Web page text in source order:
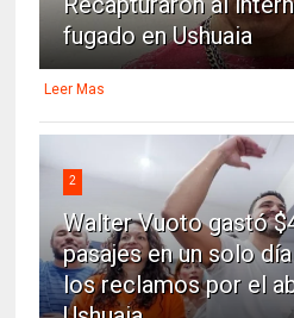
fugado en Ushuaia
Leer Mas
2
Walter Vuoto gastó
pasajes en un solo
los reclamos por el